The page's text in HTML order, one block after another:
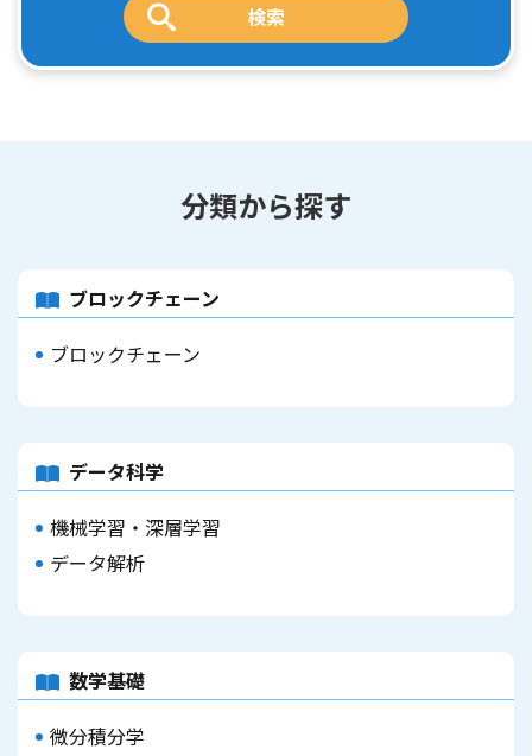
分類から探す
ブロックチェーン
ブロックチェーン
データ科学
機械学習・深層学習
データ解析
数学基礎
微分積分学